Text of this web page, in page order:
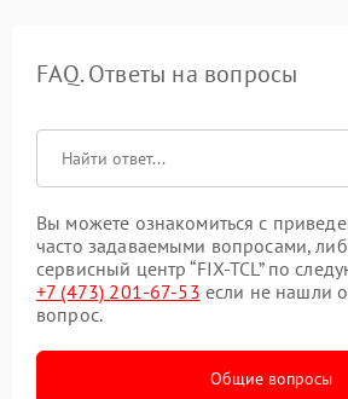
FAQ. Ответы на вопросы
Вы можете ознакомиться с
часто задаваемыми вопросами,
сервисный центр “FIX-TCL” по
+7 (473) 201-67-53 если не нашли
вопрос.
Общие вопросы